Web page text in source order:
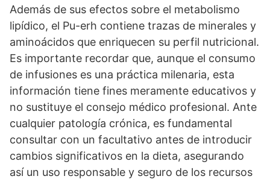
Además de sus efectos sobre el metabolismo
lipídico, el Pu-erh contiene trazas de minerales y
aminoácidos que enriquecen su perfil nutricional.
Es importante recordar que, aunque el consumo
de infusiones es una práctica milenaria, esta
información tiene fines meramente educativos y
no sustituye el consejo médico profesional. Ante
cualquier patología crónica, es fundamental
consultar con un facultativo antes de introducir
cambios significativos en la dieta, asegurando
así un uso responsable y seguro de los recursos